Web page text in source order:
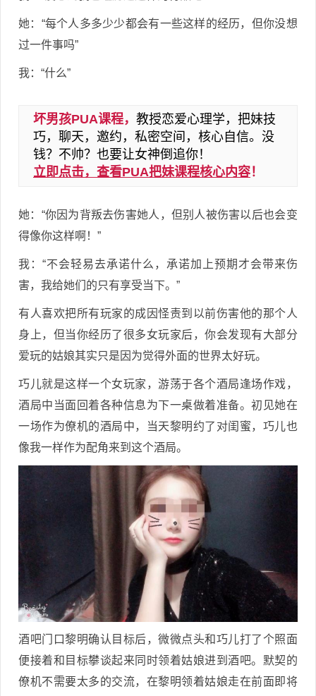
她：“每个人多多少少都会有一些这样的经历，但你没想
过一件事吗”
我：“什么”
坏男孩PUA课程， 教授恋爱心理学，把妹技
巧，聊天，邀约，私密空间，核心自信。没
钱？不帅？也要让女神倒追你！
立即点击，查看PUA把妹课程核心内容！
她：“你因为背叛去伤害她人，但别人被伤害以后也会变
得像你这样啊！”
我：“不会轻易去承诺什么，承诺加上预期才会带来伤
害，我给她们的只有享受当下。”
有人喜欢把所有玩家的成因怪责到以前伤害他的那个人
身上，但当你经历了很多女玩家后，你会发现有大部分
爱玩的姑娘其实只是因为觉得外面的世界太好玩。
巧儿就是这样一个女玩家，游荡于各个酒局逢场作戏，
酒局中当面回着各种信息为下一桌做着准备。初见她在
一场作为僚机的酒局中，当天黎明约了对闺蜜，巧儿也
像我一样作为配角来到这个酒局。
酒吧门口黎明确认目标后，微微点头和巧儿打了个照面
便接着和目标攀谈起来同时领着姑娘进到酒吧。默契的
僚机不需要太多的交流，在黎明领着姑娘走在前面即将